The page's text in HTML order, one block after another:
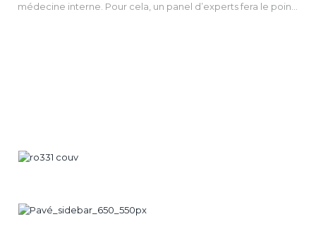
médecine interne. Pour cela, un panel d’experts fera le point